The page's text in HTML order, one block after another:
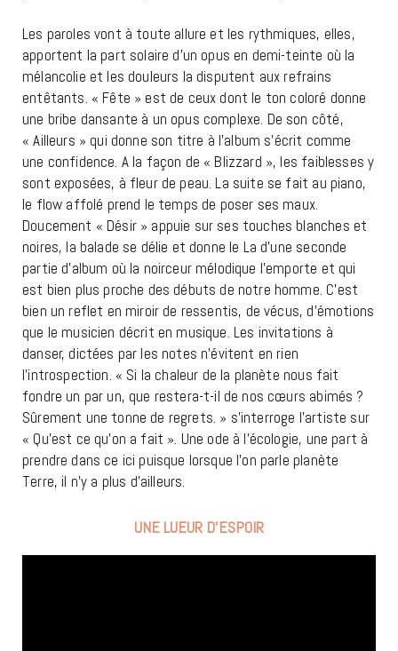
Les paroles vont à toute allure et les rythmiques, elles,
apportent la part solaire d’un opus en demi-teinte où la
mélancolie et les douleurs la disputent aux refrains
entêtants. « Fête » est de ceux dont le ton coloré donne
une bribe dansante à un opus complexe. De son côté,
« Ailleurs » qui donne son titre à l’album s’écrit comme
une confidence. A la façon de « Blizzard », les faiblesses y
sont exposées, à fleur de peau. La suite se fait au piano,
le flow affolé prend le temps de poser ses maux.
Doucement « Désir » appuie sur ses touches blanches et
noires, la balade se délie et donne le La d’une seconde
partie d’album où la noirceur mélodique l’emporte et qui
est bien plus proche des débuts de notre homme. C’est
bien un reflet en miroir de ressentis, de vécus, d’émotions
que le musicien décrit en musique. Les invitations à
danser, dictées par les notes n’évitent en rien
l’introspection. « Si la chaleur de la planète nous fait
fondre un par un, que restera-t-il de nos cœurs abimés ?
Sûrement une tonne de regrets. » s’interroge l’artiste sur
« Qu’est ce qu’on a fait ». Une ode à l’écologie, une part à
prendre dans ce ici puisque lorsque l’on parle planète
Terre, il n’y a plus d’ailleurs.
UNE LUEUR D’ESPOIR